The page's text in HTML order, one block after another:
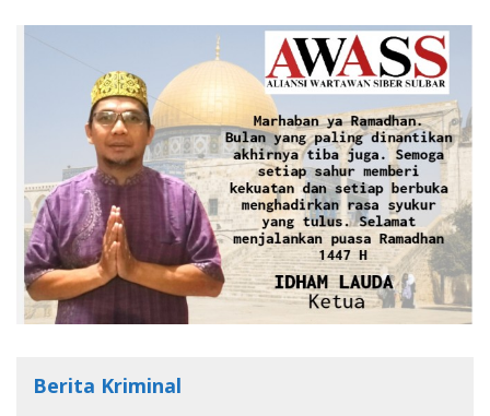
Berita Kriminal